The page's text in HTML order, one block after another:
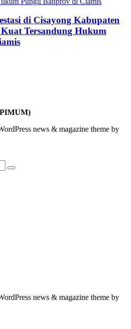
di Cisayong Kabupaten
Tersandung Hukum
news & magazine theme by
news & magazine theme by